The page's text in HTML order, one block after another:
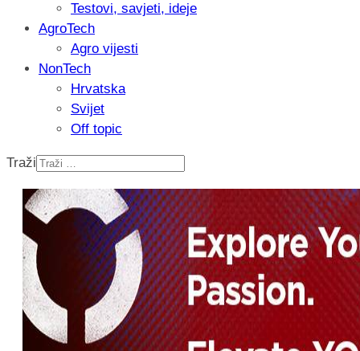
Recenzija: Einhell Professional CP-
nikada prije
Testovi, savjeti, ideje
AgroTech
Agro vijesti
NonTech
Hrvatska
Svijet
Off topic
Traži